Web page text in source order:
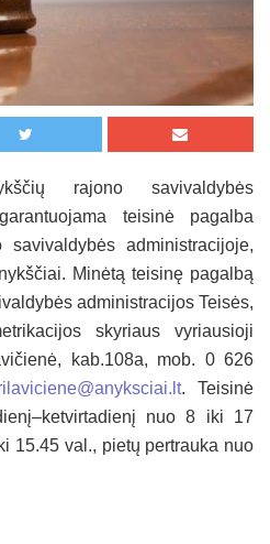
rajono savivaldybės
teisinė pagalba
administracijoje,
Minėtą teisinę pagalbą
administracijos Teisės,
skyriaus vyriausioji
kab.108a, mob. 0 626
. Teisinė
nuo 8 iki 17
15.45 val., pietų pertrauka nuo